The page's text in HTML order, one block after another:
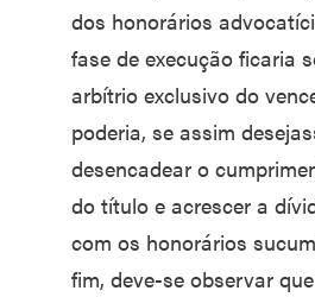
dos honorários
fase de execução ficaria
arbítrio exclusivo do
poderia, se assim
desencadear o
do título e acrescer a
com os honorários
fim, deve-se observar